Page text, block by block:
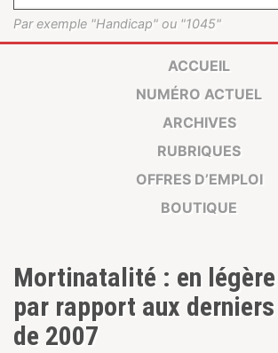
Par exemple "Handicap" ou "1045"
ACCUEIL
NUMÉRO ACTUEL
ARCHIVES
RUBRIQUES
OFFRES D’EMPLOI
BOUTIQUE
Mortinatalité : en
par rapport aux
de 2007